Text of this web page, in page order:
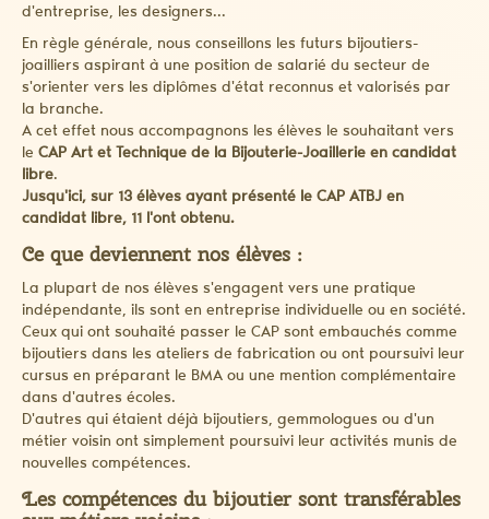
d'entreprise, les designers...
En règle générale, nous conseillons les futurs bijoutiers-
joailliers aspirant à une position de salarié du secteur de
s'orienter vers les diplômes d'état reconnus et valorisés par
la branche.
A cet effet nous accompagnons les élèves le souhaitant vers
le CAP Art et Technique de la Bijouterie-Joaillerie en candidat
libre.
Jusqu'ici, sur 13 élèves ayant présenté le CAP ATBJ en
candidat libre, 11 l'ont obtenu.
Ce que deviennent nos élèves :
La plupart de nos élèves s'engagent vers une pratique
indépendante, ils sont en entreprise individuelle ou en société.
Ceux qui ont souhaité passer le CAP sont embauchés comme
bijoutiers dans les ateliers de fabrication ou ont poursuivi leur
cursus en préparant le BMA ou une mention complémentaire
dans d'autres écoles.
D'autres qui étaient déjà bijoutiers, gemmologues ou d'un
métier voisin ont simplement poursuivi leur activités munis de
nouvelles compétences.
Les compétences du bijoutier sont transférables